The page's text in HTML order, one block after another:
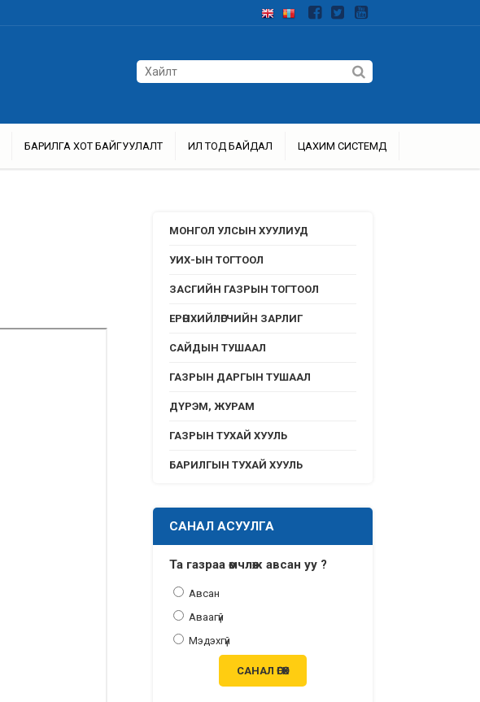
БАРИЛГА ХОТ БАЙГУУЛАЛТ ИЛ ТОД БАЙДАЛ ЦАХИМ СИСТЕМҮҮД
МОНГОЛ УЛСЫН ХУУЛИУД
УИХ-ЫН ТОГТООЛ
ЗАСГИЙН ГАЗРЫН ТОГТООЛ
ЕРӨНХИЙЛӨГЧИЙН ЗАРЛИГ
САЙДЫН ТУШААЛ
ГАЗРЫН ДАРГЫН ТУШААЛ
ДҮРЭМ, ЖУРАМ
ГАЗРЫН ТУХАЙ ХУУЛЬ
БАРИЛГЫН ТУХАЙ ХУУЛЬ
САНАЛ АСУУЛГА
Та газраа өмчлөж авсан уу ?
Авсан
Аваагүй
Мэдэхгүй
САНАЛ ӨГӨХ